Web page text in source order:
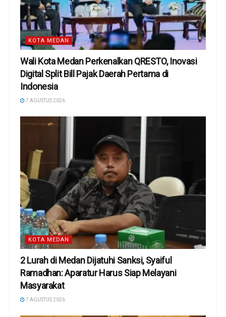
KOTA MEDAN
Wali Kota Medan Perkenalkan QRESTO, Inovasi
Digital Split Bill Pajak Daerah Pertama di
Indonesia
7 AGUSTUS 2026
KOTA MEDAN
2 Lurah di Medan Dijatuhi Sanksi, Syaiful
Ramadhan: Aparatur Harus Siap Melayani
Masyarakat
7 AGUSTUS 2026